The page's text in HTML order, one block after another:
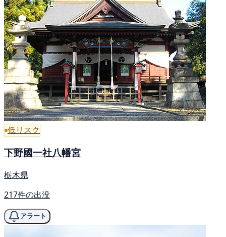
低リスク
下野國一社八幡宮
栃木県
217件の出没
アラート